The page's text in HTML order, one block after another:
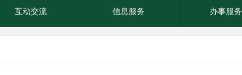
互动交流 信息服务 办事服务